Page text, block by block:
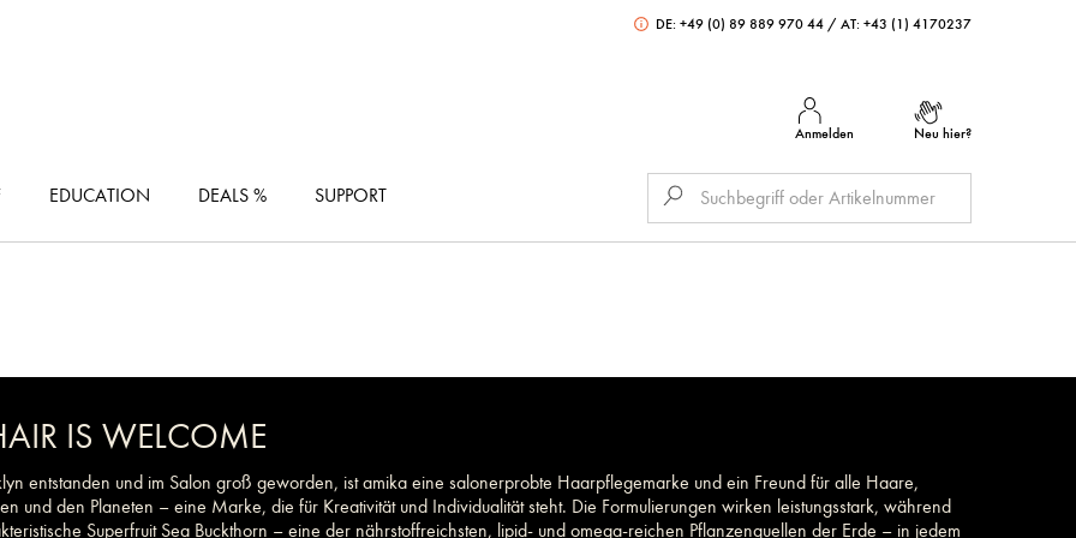
DE: +49 (0) 89 889 970 44 / AT: +43 (1) 4170237
Anmelden Neu hier?
EDUCATION DEALS % SUPPORT
IS WELCOME
entstanden und im Salon groß geworden, ist amika eine salonerprobte Haarpflegemarke und ein Freund für alle Haare,
und den Planeten – eine Marke, die für Kreativität und Individualität steht. Die Formulierungen wirken leistungsstark, während
Superfruit Sea Buckthorn – eine der nährstoffreichsten, lipid- und omega-reichen Pflanzenquellen der Erde – in jedem